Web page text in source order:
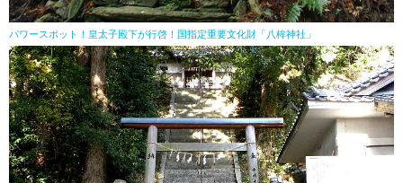
パワースポット！皇太子殿下が行啓！国指定重要文化財「八桙神社」